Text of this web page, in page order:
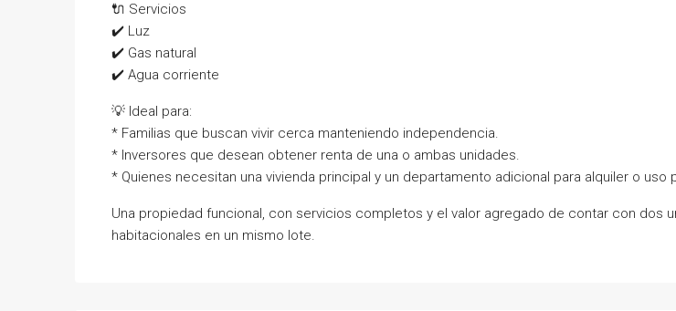
🔌 Servicios
✔️ Luz
✔️ Gas natural
✔️ Agua corriente
💡 Ideal para:
* Familias que buscan vivir cerca manteniendo independencia.
* Inversores que desean obtener renta de una o ambas unidades.
* Quienes necesitan una vivienda principal y un departamento adicional para alquiler o uso
Una propiedad funcional, con servicios completos y el valor agregado de contar con dos
habitacionales en un mismo lote.